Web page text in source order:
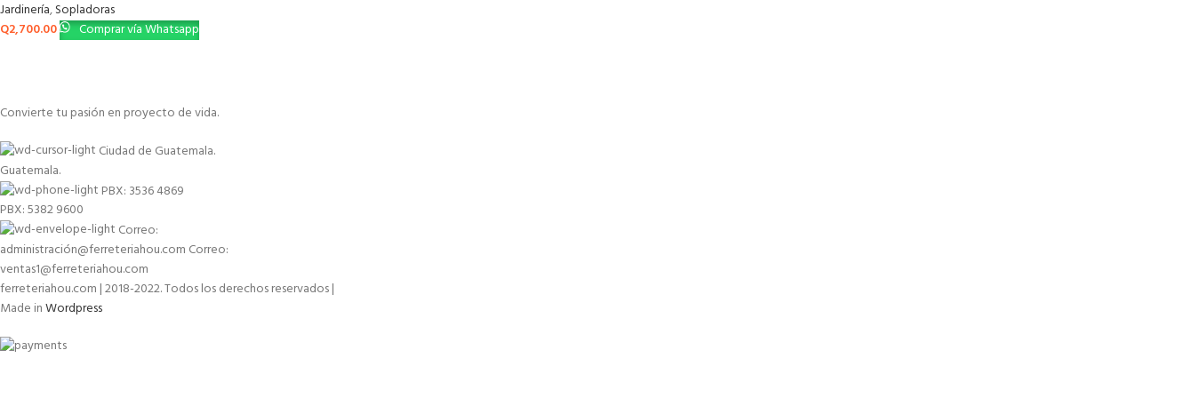
Jardinería,Sopladoras
Q2,700.00 Comprar vía Whatsapp
Convierte tu pasión en proyecto de vida.
Ciudad de Guatemala.
Guatemala.
PBX: 3536 4869
PBX: 5382 9600
Correo:
administración@ferreteriahou.com Correo:
ventas1@ferreteriahou.com
ferreteriahou.com | 2018-2022. Todos los derechos reservados |
Made inWordpress